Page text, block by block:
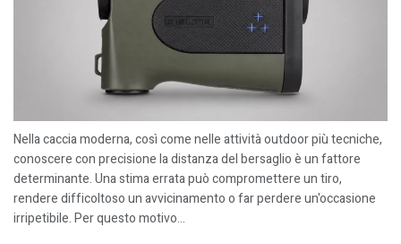
Nella caccia moderna, così come nelle attività outdoor più tecniche,
conoscere con precisione la distanza del bersaglio è un fattore
determinante. Una stima errata può compromettere un tiro,
rendere difficoltoso un avvicinamento o far perdere un'occasione
irripetibile. Per questo motivo...